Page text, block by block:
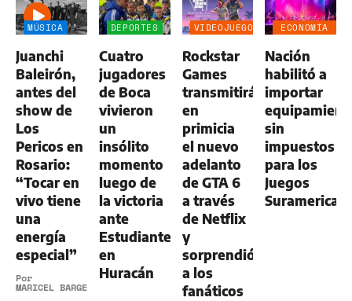
MÚSICA
Juanchi
Baleirón,
antes del
show de
Los
Pericos en
Rosario:
“Tocar en
vivo tiene
una
energía
especial”
Por
MARICEL BARGERI
DEPORTES
Cuatro
jugadores
de Boca
vivieron
un
insólito
momento
luego de
la victoria
ante
Estudiantes
en
Huracán
VIDEOJUEGOS
Rockstar
Games
transmitirá
en
primicia
el nuevo
adelanto
de GTA 6
a través
de Netflix
y
sorprendió
a los
fanáticos
ECONOMÍA
AGRO
Nación
habilitó a
importar
sin
impuestos
para los
Juegos